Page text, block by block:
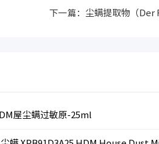
下一篇： 尘螨提取物（Der
屋尘螨过敏原-25ml